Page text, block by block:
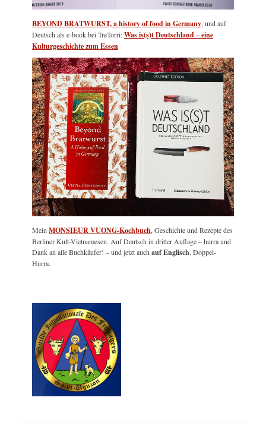
BEYOND BRATWURST, a history of food in Germany, und auf
Deutsch als e-book bei TreTorri:Was is(s)t Deutschland – eine
Kulturgeschichte zum Essen
MeinMONSIEUR VUONG-Kochbuch, Geschichte und Rezepte des
Berliner Kult-Vietnamesen. Auf Deutsch in dritter Auflage – hurra und
Dank an alle Buchkäufer! – und jetzt auchauf Englisch. Doppel-
Hurra.